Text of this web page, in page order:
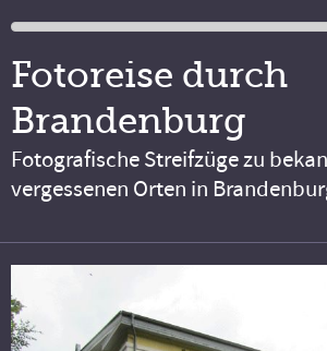
Fotoreise durch
Brandenburg
Fotografische Streifzüge zu
vergessenen Orten in